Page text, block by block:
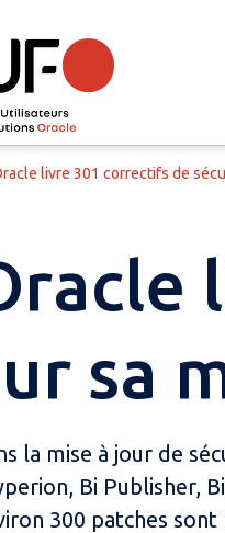
livre 301 correctifs de
sa
la mise à jour de
Bi Publisher,
300 patches